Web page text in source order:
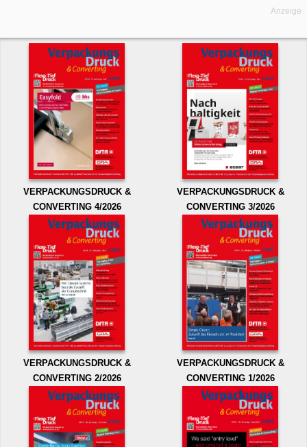
Anzeige
VERPACKUNGSDRUCK &
CONVERTING 4/2026
VERPACKUNGSDRUCK &
CONVERTING 3/2026
VERPACKUNGSDRUCK &
CONVERTING 2/2026
VERPACKUNGSDRUCK &
CONVERTING 1/2026